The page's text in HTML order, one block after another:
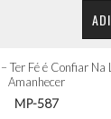
Ter Fé é Confiar Na
Amanhecer
MP-587